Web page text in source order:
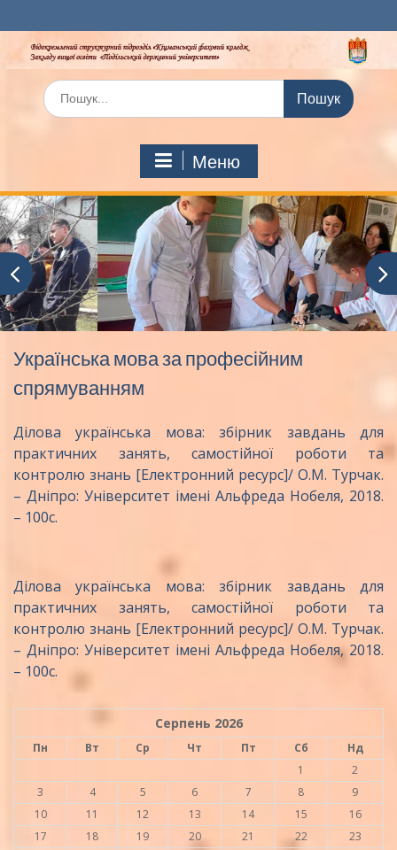
до
вмісту
Шукати:
Меню
Українська мова за професійним
спрямуванням
Ділова українська мова: збірник завдань для
практичних занять, самостійної роботи та
контролю знань [Електронний ресурс]/ О.М. Турчак.
– Дніпро: Університет імені Альфреда Нобеля, 2018.
– 100с.
Ділова українська мова: збірник завдань для
практичних занять, самостійної роботи та
контролю знань [Електронний ресурс]/ О.М. Турчак.
– Дніпро: Університет імені Альфреда Нобеля, 2018.
– 100с.
Серпень 2026
Пн Вт Ср Чт Пт Сб
Нд
1
2
3
4 5 6 7 8
9
10
11 12 13 14 15
16
17
18 19 20 21 22
23